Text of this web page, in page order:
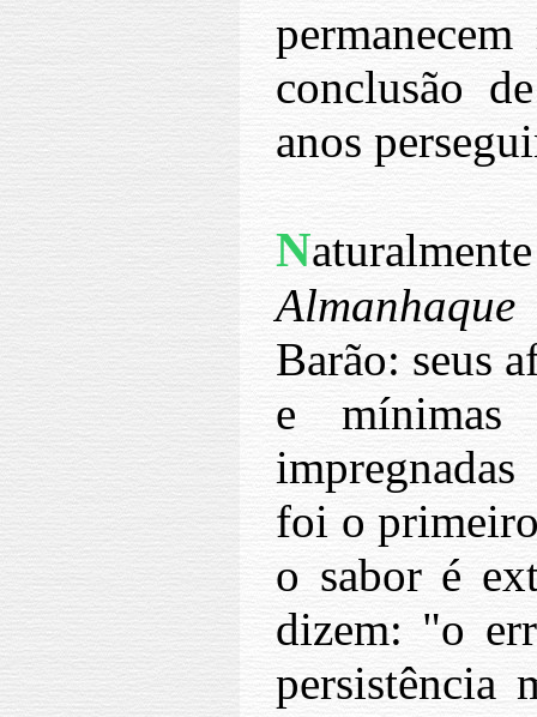
conclusão
anos
N
Barão: seus
e mínimas
foi o
o sabor é
dizem: "o
persistência